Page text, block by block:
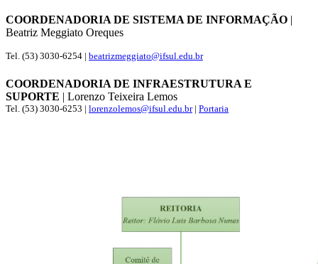
COORDENADORIA DE SISTEMA DE INFORMAÇÃO |
Beatriz Meggiato Oreques
Tel. (53) 3030-6254 | beatrizmeggiato@ifsul.edu.br
COORDENADORIA DE INFRAESTRUTURA E
SUPORTE | Lorenzo Teixeira Lemos
Tel. (53) 3030-6253 | lorenzolemos@ifsul.edu.br| Portaria